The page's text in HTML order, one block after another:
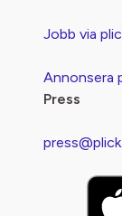
Jobb via
Annonsera
Press